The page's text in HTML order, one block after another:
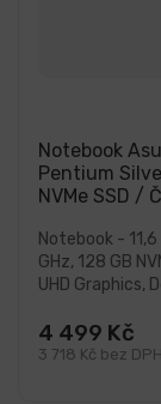
Notebook
Pentium
NVMe SSD /
produktu
je
5,0
z
hvězdiček.
3 718 Kč bez DPH
4 499 Kč
Notebook -
GHz, 128 GB
UHD Graphics,